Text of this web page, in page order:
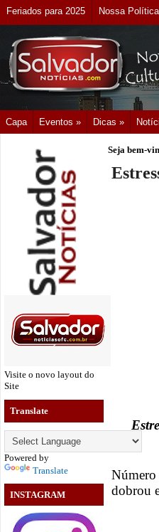
Feriados para 2025 Nossa Política
Capa Eventos » Dicas »
Visite o novo layout do
Site
Translate
Powered by
Translate
INSTAGRAM
Seja bem-
dobrou